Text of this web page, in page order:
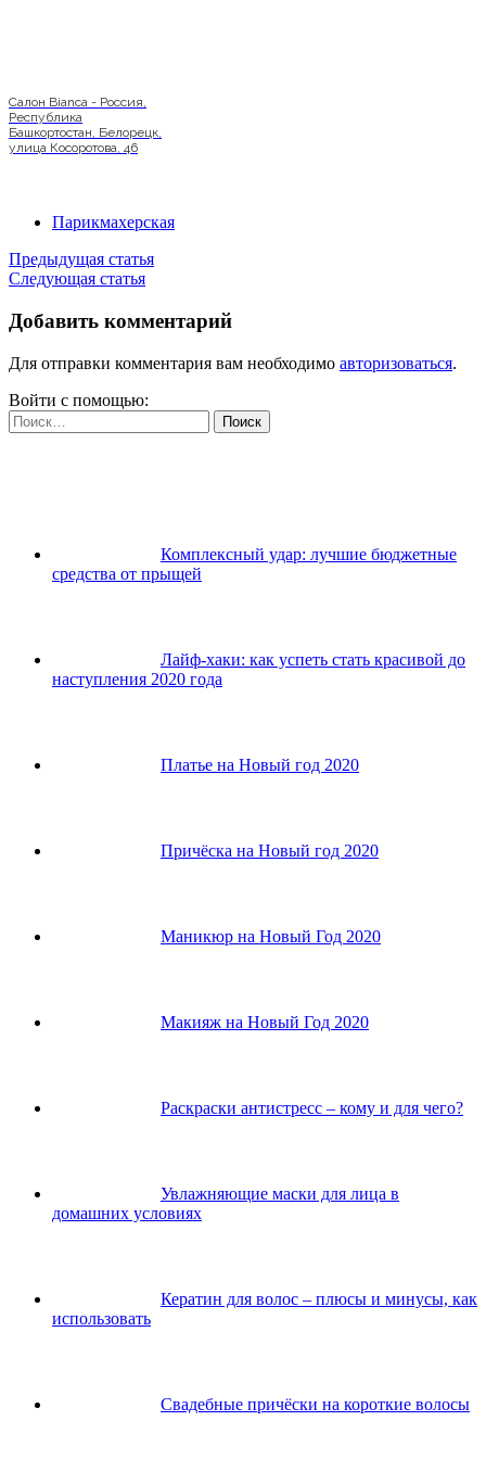
Салон Bianca - Россия,
Республика
Башкортостан, Белорецк,
улица Косоротова, 46
Парикмахерская
Предыдущая статья
Следующая статья
Добавить комментарий
Для отправки комментария вам необходимо авторизоваться.
Войти с помощью:
Найти:
Комплексный удар: лучшие бюджетные
средства от прыщей
Лайф-хаки: как успеть стать красивой до
наступления 2020 года
Платье на Новый год 2020
Причёска на Новый год 2020
Маникюр на Новый Год 2020
Макияж на Новый Год 2020
Раскраски антистресс – кому и для чего?
Увлажняющие маски для лица в
домашних условиях
Кератин для волос – плюсы и минусы, как
использовать
Свадебные причёски на короткие волосы